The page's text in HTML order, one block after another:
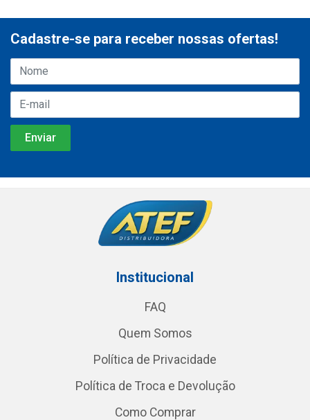
Cadastre-se para receber nossas ofertas!
Institucional
FAQ
Quem Somos
Política de Privacidade
Política de Troca e Devolução
Como Comprar